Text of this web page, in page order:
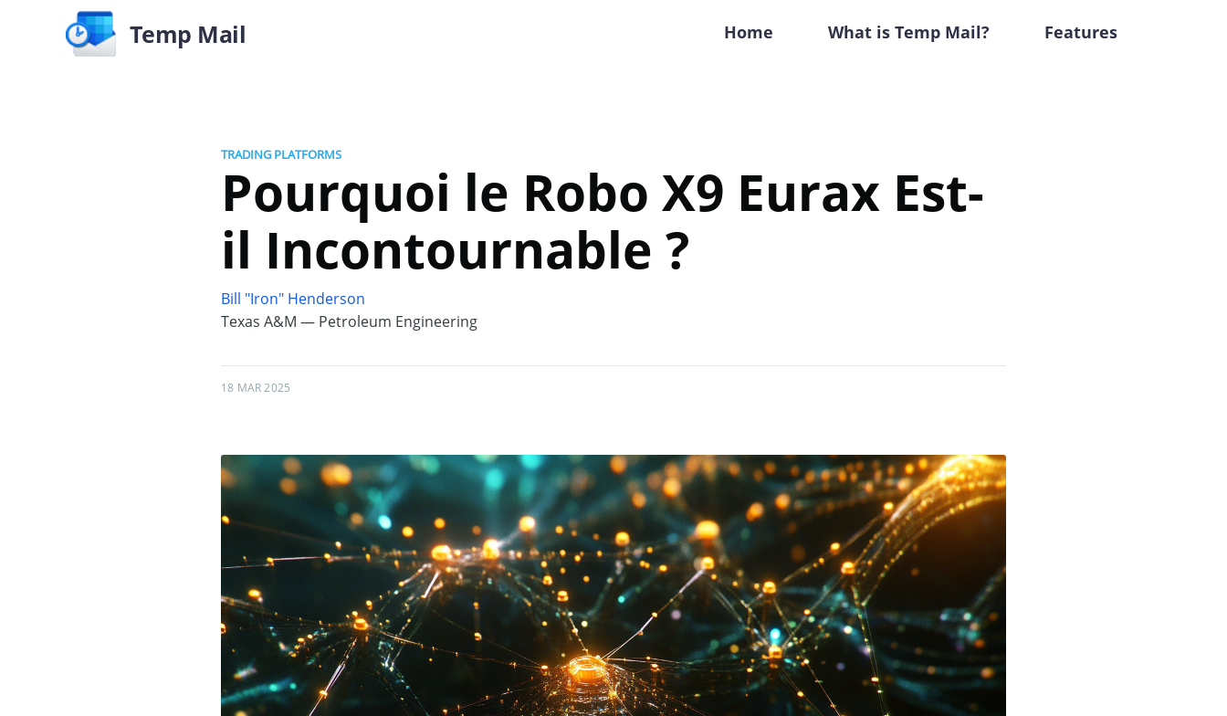
Temp Mail Home What is Temp Mail? Features
TRADING PLATFORMS
Pourquoi le Robo X9 Eurax Est-
il Incontournable ?
Bill "Iron" Henderson
Texas A&M — Petroleum Engineering
18 MAR 2025